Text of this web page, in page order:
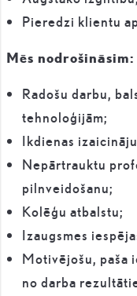
Pieredzi klientu
Mēs nodrošināsim:
Radošu darbu,
tehnoloģijām;
Ikdienas
Nepārtrauktu
pilnveidošanu;
Kolēģu atbalstu;
Izaugsmes
Motivējošu, paša
no darba